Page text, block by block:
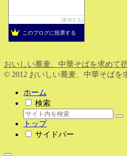
参加する
このブログに投票する
おいしい蕎麦、中華そばを求めて
© 2012 おいしい蕎麦、中華そばを
ホーム
検索
トップ
サイドバー